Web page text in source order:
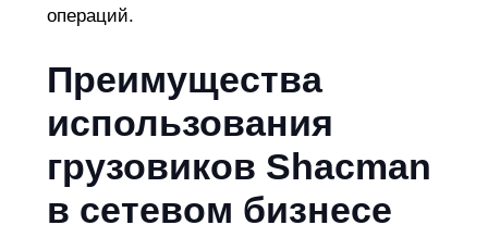
операций.
Преимущества
использования
грузовиков Shacman
в сетевом бизнесе